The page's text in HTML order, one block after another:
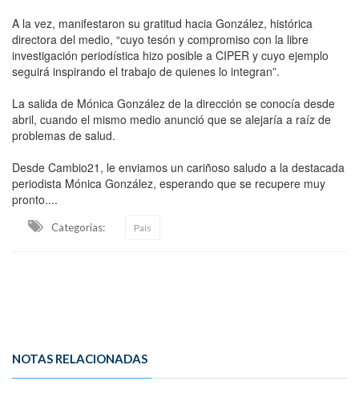
A la vez, manifestaron su gratitud hacia González, histórica
directora del medio, “cuyo tesón y compromiso con la libre
investigación periodística hizo posible a CIPER y cuyo ejemplo
seguirá inspirando el trabajo de quienes lo integran”.
La salida de Mónica González de la dirección se conocía desde
abril, cuando el mismo medio anunció que se alejaría a raíz de
problemas de salud.
Desde Cambio21, le enviamos un cariñoso saludo a la destacada
periodista Mónica González, esperando que se recupere muy
pronto....
Categorias: País
NOTAS RELACIONADAS